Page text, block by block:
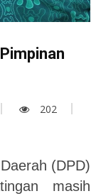
202
Daerah (DPD)
masih